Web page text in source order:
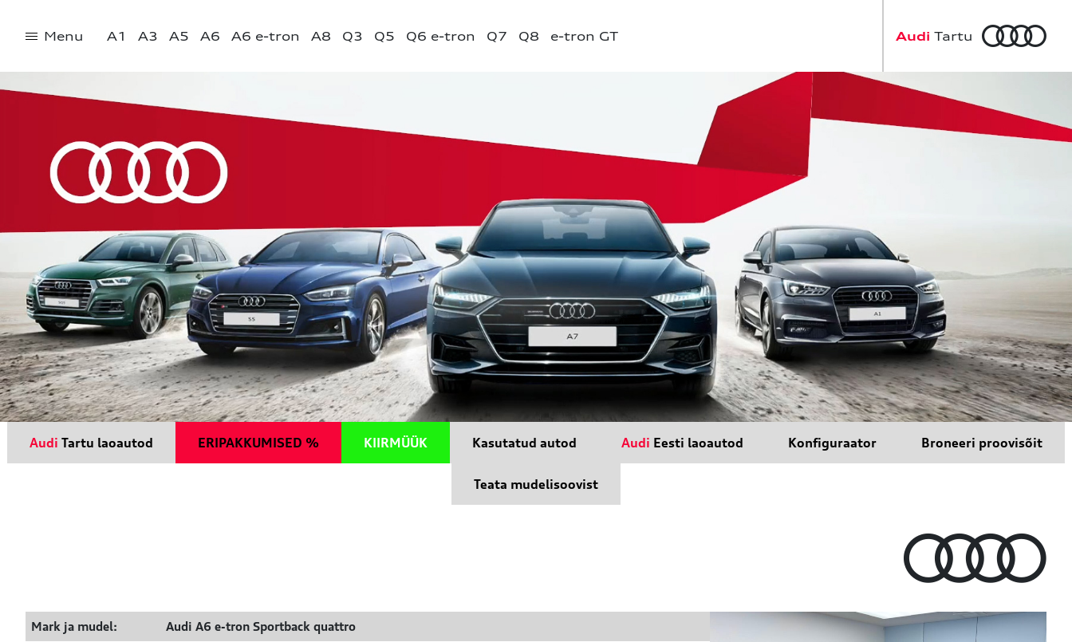
Audi Tartu a
Menu A1 A3 A5 A6 A6 e-tron A8 Q3 Q5 Q6 e-tron Q7 Q8 e-tron GT
Audi Tartu laoautod ERIPAKKUMISED % KIIRMÜÜK Kasutatud autod Audi Eesti laoautod Konfiguraator Broneeri proovisõit
Teata mudelisoovist
Mark ja mudel: Audi A6 e-tron Sportback quattro